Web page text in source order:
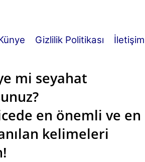
Gizlilik Politikası
mi seyahat
en önemli ve en
kelimeleri